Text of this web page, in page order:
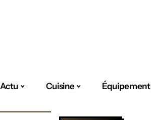
Actu Cuisine Équipement